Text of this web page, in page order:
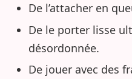
De l’attacher en
De le porter lisse
désordonnée.
De jouer avec des